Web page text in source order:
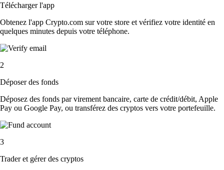
Télécharger l'app
Obtenez l'app Crypto.com sur votre store et vérifiez votre identité en
quelques minutes depuis votre téléphone.
2
Déposer des fonds
Déposez des fonds par virement bancaire, carte de crédit/débit, Apple
Pay ou Google Pay, ou transférez des cryptos vers votre portefeuille.
3
Trader et gérer des cryptos